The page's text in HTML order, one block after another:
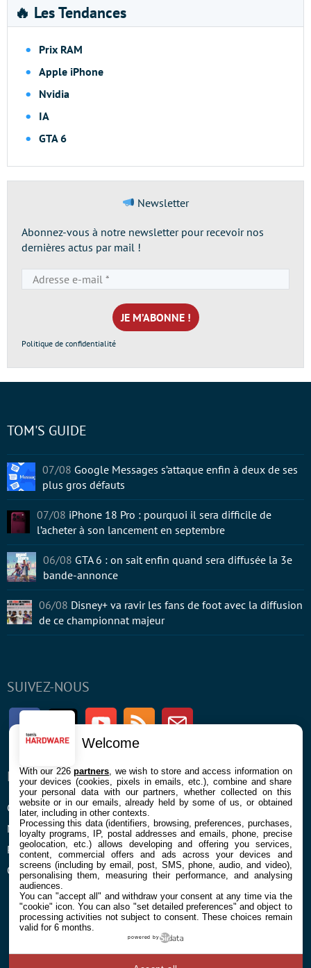
🔥 Les Tendances
Prix RAM
Apple iPhone
Nvidia
IA
GTA 6
Newsletter
Abonnez-vous à notre newsletter pour recevoir nos
dernières actus par mail !
e-
mail
*
Politique de confidentialité
SUIVEZ-NOUS
FacebookTwitter Youtube RSS Newsletter
ENTREPRISE
Confidentialité et Cookies
Mentions légales et CGU
Préférences Cookies
Qui sommes nous
À PROPOS
Contact
TOM'S GUIDE
07/08 Google Messages s’attaque enfin à deux de ses
plus gros défauts
07/08 iPhone 18 Pro : pourquoi il sera difficile de
l’acheter à son lancement en septembre
06/08 GTA 6 : on sait enfin quand sera diffusée la 3e
bande-annonce
06/08 Disney+ va ravir les fans de foot avec la diffusion
de ce championnat majeur
Welcome
With our 226partners , we wish to store and access information on
your devices (cookies, pixels in emails, etc.), combine and share
your personal data with our partners, whether collected on this
website or in our emails, already held by some of us, or obtained
later, including in other contexts.
Processing this data (identifiers, browsing, preferences, purchases,
loyalty programs, IP, postal addresses and emails, phone, precise
geolocation, etc.) allows developing and offering you services,
content, commercial offers and ads across your devices and
screens (including by email, post, SMS, phone, audio, and video),
personalising them, measuring their performance, and analysing
audiences.
You can "accept all" and withdraw your consent at any time via the
"cookie" icon. You can also "set detailed preferences" and object to
processing activities not subject to consent. These choices remain
valid for 6 months.
powered by